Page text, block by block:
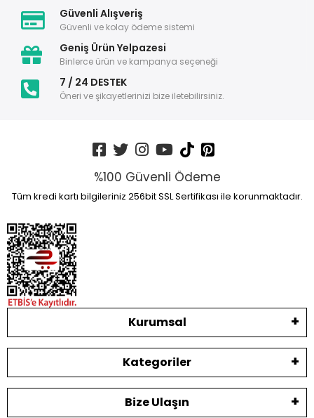
Güvenli Alışveriş
Güvenli ve kolay ödeme sistemi
Geniş Ürün Yelpazesi
Binlerce ürün ve kampanya seçeneği
7 / 24 DESTEK
Öneri ve şikayetlerinizi bize iletebilirsiniz.
%100 Güvenli Ödeme
Tüm kredi kartı bilgileriniz 256bit SSL Sertifikası ile korunmaktadır.
Kurumsal
Kategoriler
Bize Ulaşın